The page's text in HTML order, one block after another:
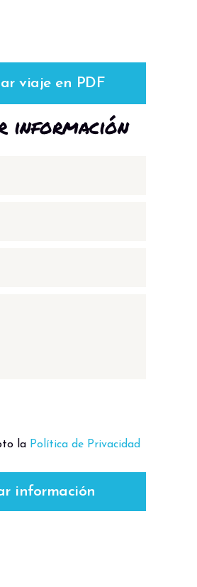
viaje en PDF
información
la Política de Privacidad
información